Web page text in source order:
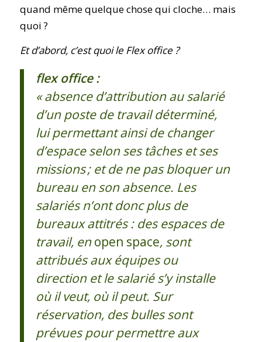
quand même quelque chose qui cloche… mais
quoi ?
Et d’abord, c’est quoi le Flex office ?
flex office :
« absence d’attribution au salarié
d’un poste de travail déterminé,
lui permettant ainsi de changer
d’espace selon ses tâches et ses
missions ; et de ne pas bloquer un
bureau en son absence. Les
salariés n’ont donc plus de
bureaux attitrés : des espaces de
travail, enopen space, sont
attribués aux équipes ou
direction et le salarié s’y installe
où il veut, où il peut. Sur
réservation, des bulles sont
prévues pour permettre aux